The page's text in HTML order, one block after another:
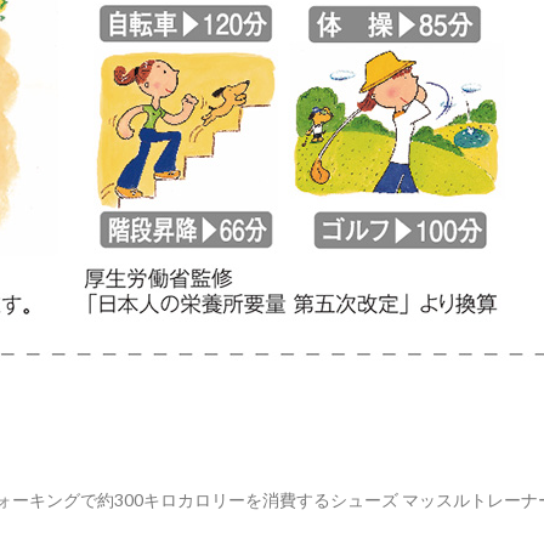
ーキングで約300キロカロリーを消費するシューズ マッスルトレーナ